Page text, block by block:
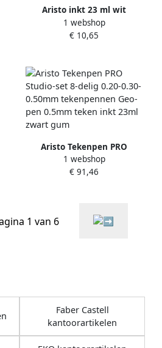
Aristo inkt 23 ml wit
1 webshop
€ 10,65
Aristo Tekenpen PRO
Studio-set 8-delig 0.20-0.30-
0.50mm tekenpennen Geo-
1 webshop
€ 91,46
1 van 6
Faber Castell
kantoorartikelen